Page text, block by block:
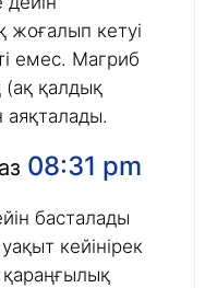
жоғалып кетуі
емес. Магриб
қалдық
08:31 pm
басталады
кейінірек